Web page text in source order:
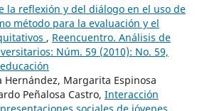
la reflexión y del diálogo en el uso de
método para la evaluación y el
, Reencuentro. Análisis de
Núm. 59 (2010): No. 59,
Hernández, Margarita Espinosa
Peñalosa Castro, Interacción
sociales de jóvenes